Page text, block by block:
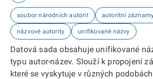
soubor národních autorit autoritní
názvové autority unifikované názvy
Datová sada obsahuje unifikované
typu autor-název. Slouží k propojení
které se vyskytuje v různých